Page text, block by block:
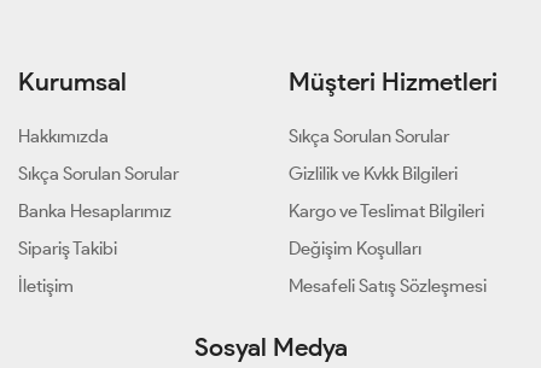
Kurumsal
Hakkımızda
Sıkça Sorulan Sorular
Banka Hesaplarımız
Sipariş Takibi
İletişim
Müşteri Hizmetleri
Sıkça Sorulan Sorular
Gizlilik ve Kvkk Bilgileri
Kargo ve Teslimat Bilgileri
Değişim Koşulları
Mesafeli Satış Sözleşmesi
Sosyal Medya